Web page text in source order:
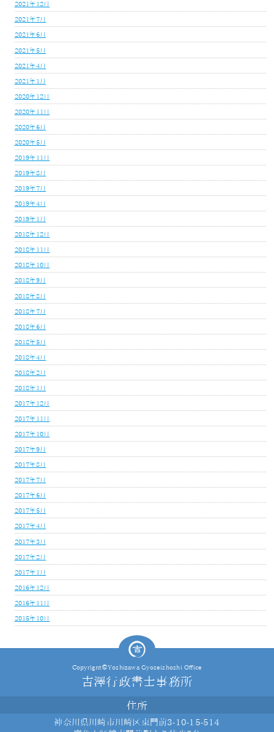
2021年12月
2021年7月
2021年6月
2021年5月
2021年4月
2021年1月
2020年12月
2020年11月
2020年6月
2020年5月
2019年11月
2019年8月
2019年7月
2019年4月
2019年1月
2018年12月
2018年11月
2018年10月
2018年9月
2018年8月
2018年7月
2018年6月
2018年5月
2018年4月
2018年2月
2018年1月
2017年12月
2017年11月
2017年10月
2017年9月
2017年8月
2017年7月
2017年6月
2017年5月
2017年4月
2017年3月
2017年2月
2017年1月
2016年12月
2016年11月
2015年10月
Copyrignt©Yoshizawa Gyoseishoshi Office
吉澤行政書士事務所
住所
神奈川県川崎市川崎区東門前3-10-15-514